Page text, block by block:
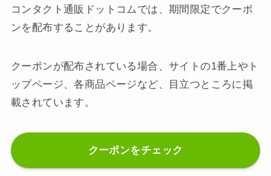
コンタクト通販ドットコムでは、期間限定でクーポ
ンを配布することがあります。
クーポンが配布されている場合、サイトの1番上やト
ップページ、各商品ページなど、目立つところに掲
載されています。
クーポンをチェック